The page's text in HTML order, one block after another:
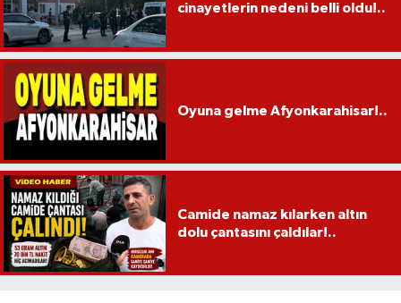
cinayetlerin nedeni belli oldu!..
Oyuna gelme Afyonkarahisar!..
Camide namaz kılarken altın
dolu çantasını çaldılar!..